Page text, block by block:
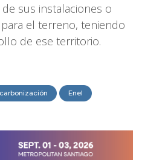
sus instalaciones o
el terreno, teniendo
de ese territorio.
Enel